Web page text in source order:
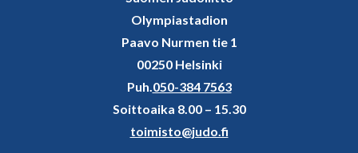
Olympiastadion
Paavo Nurmen tie 1
00250 Helsinki
Puh. 050-384 7563
Soittoaika 8.00 – 15.30
toimisto@judo.fi